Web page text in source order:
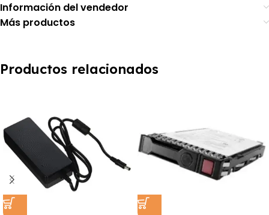
Información del vendedor
Más productos
Productos relacionados